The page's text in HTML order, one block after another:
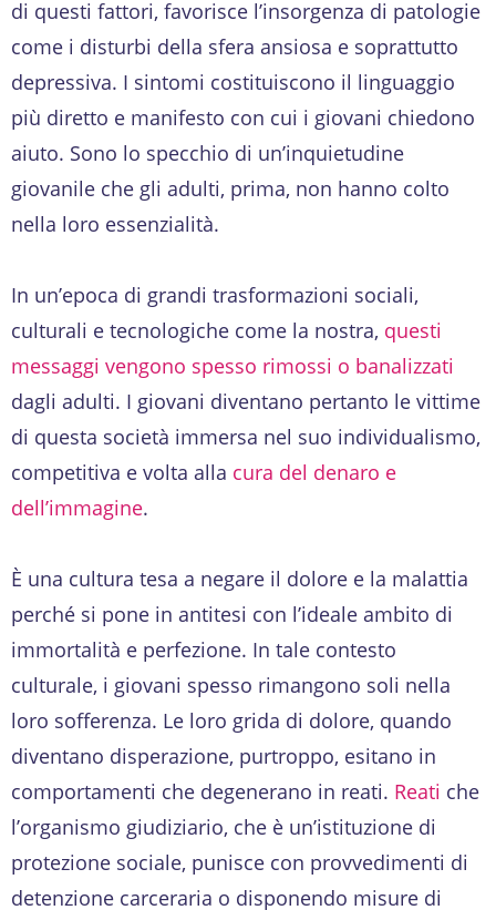
di questi fattori, favorisce l’insorgenza di patologie
come i disturbi della sfera ansiosa e soprattutto
depressiva. I sintomi costituiscono il linguaggio
più diretto e manifesto con cui i giovani chiedono
aiuto. Sono lo specchio di un’inquietudine
giovanile che gli adulti, prima, non hanno colto
nella loro essenzialità.
In un’epoca di grandi trasformazioni sociali,
culturali e tecnologiche come la nostra, questi
messaggi vengono spesso rimossi o banalizzati
dagli adulti. I giovani diventano pertanto le vittime
di questa società immersa nel suo individualismo,
competitiva e volta alla cura del denaro e
dell’immagine.
È una cultura tesa a negare il dolore e la malattia
perché si pone in antitesi con l’ideale ambito di
immortalità e perfezione. In tale contesto
culturale, i giovani spesso rimangono soli nella
loro sofferenza. Le loro grida di dolore, quando
diventano disperazione, purtroppo, esitano in
comportamenti che degenerano in reati. Reati che
l’organismo giudiziario, che è un’istituzione di
protezione sociale, punisce con provvedimenti di
detenzione carceraria o disponendo misure di